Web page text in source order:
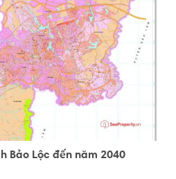
Bảo Lộc đến năm 2040